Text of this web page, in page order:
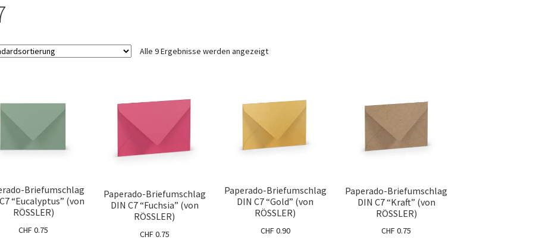
Alle 9 Ergebnisse werden angezeigt
Briefumschlag
“Eucalyptus” (von
RÖSSLER)
CHF0.75
Paperado-Briefumschlag
DIN C7 “Fuchsia” (von
RÖSSLER)
CHF0.75
Paperado-Briefumschlag
DIN C7 “Gold” (von
RÖSSLER)
CHF0.90
Paperado-Briefumschlag
DIN C7 “Kraft” (von
RÖSSLER)
CHF0.75